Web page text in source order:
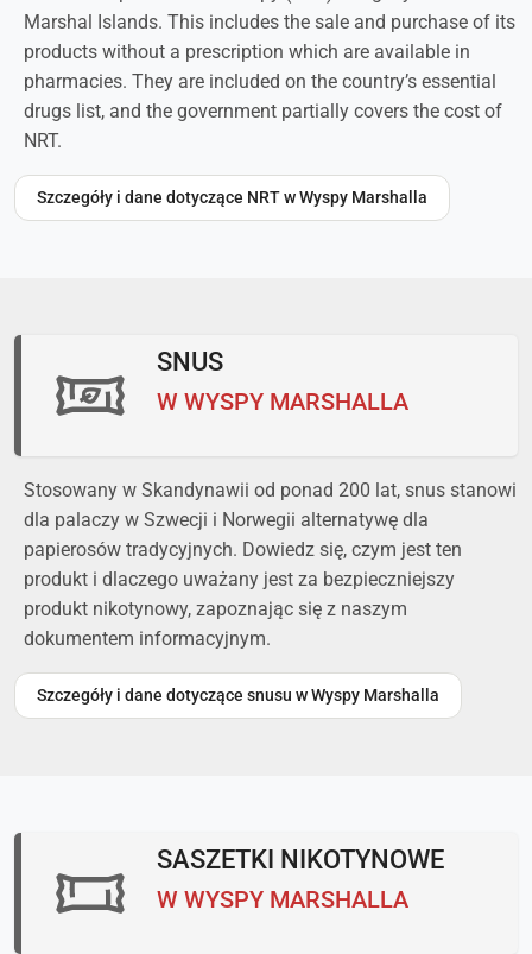
Marshal Islands. This includes the sale and purchase of its
products without a prescription which are available in
pharmacies. They are included on the country’s essential
drugs list, and the government partially covers the cost of
NRT.
Szczegóły i dane dotyczące NRT w Wyspy Marshalla
SNUS
W WYSPY MARSHALLA
Stosowany w Skandynawii od ponad 200 lat, snus stanowi
dla palaczy w Szwecji i Norwegii alternatywę dla
papierosów tradycyjnych. Dowiedz się, czym jest ten
produkt i dlaczego uważany jest za bezpieczniejszy
produkt nikotynowy, zapoznając się z naszym
dokumentem informacyjnym.
Szczegóły i dane dotyczące snusu w Wyspy Marshalla
SASZETKI NIKOTYNOWE
W WYSPY MARSHALLA